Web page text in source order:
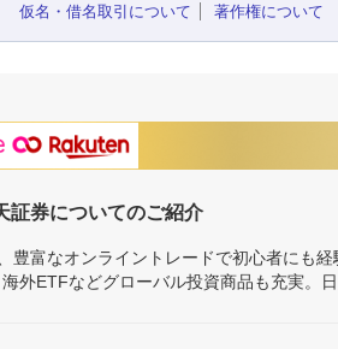
仮名・借名取引について
著作権について
証券についてのご紹介
豊富なオンライントレードで初心者にも
外ETFなどグローバル投資商品も充実。